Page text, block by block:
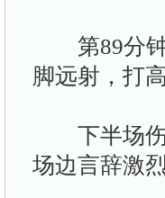
第89分钟
脚远射，打高
下半场伤
场边言辞激